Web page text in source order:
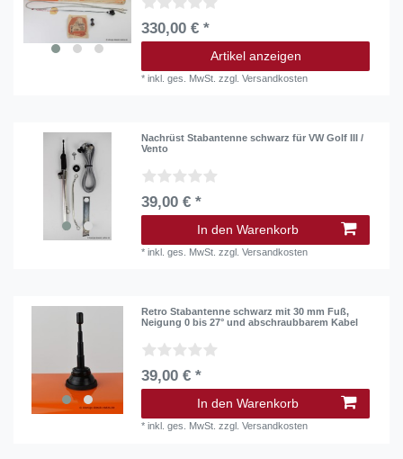
330,00 € *
Artikel anzeigen
*inkl. ges. MwSt. zzgl.Versandkosten
Nachrüst Stabantenne schwarz für VW Golf III /
Vento
39,00 € *
In den Warenkorb
*inkl. ges. MwSt. zzgl.Versandkosten
Retro Stabantenne schwarz mit 30 mm Fuß,
Neigung 0 bis 27° und abschraubbarem Kabel
39,00 € *
In den Warenkorb
*inkl. ges. MwSt. zzgl.Versandkosten